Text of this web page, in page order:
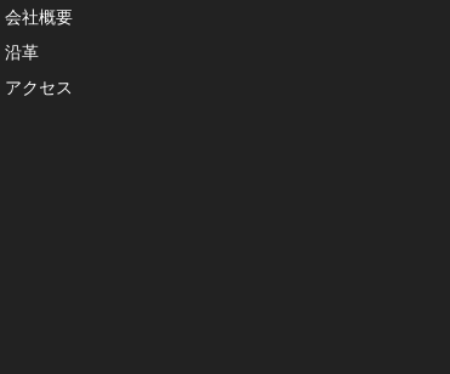
会社概要
沿革
アクセス